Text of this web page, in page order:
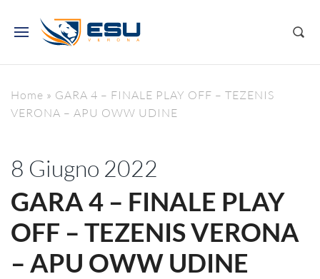
Home » GARA 4 – FINALE PLAY OFF – TEZENIS
VERONA – APU OWW UDINE
8 Giugno 2022
GARA 4 – FINALE PLAY
OFF – TEZENIS VERONA
– APU OWW UDINE